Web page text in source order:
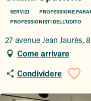
SERVIZI PROFESSIONE
PROFESSIONISTI DELL'UDITO
27 avenue Jean Jaurès,
Come arrivare
Condividere